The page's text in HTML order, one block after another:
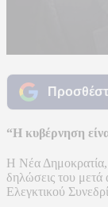
“Η κυβέρνηση
Η Νέα Δημοκρατία,
δηλώσεις του
Ελεγκτικού